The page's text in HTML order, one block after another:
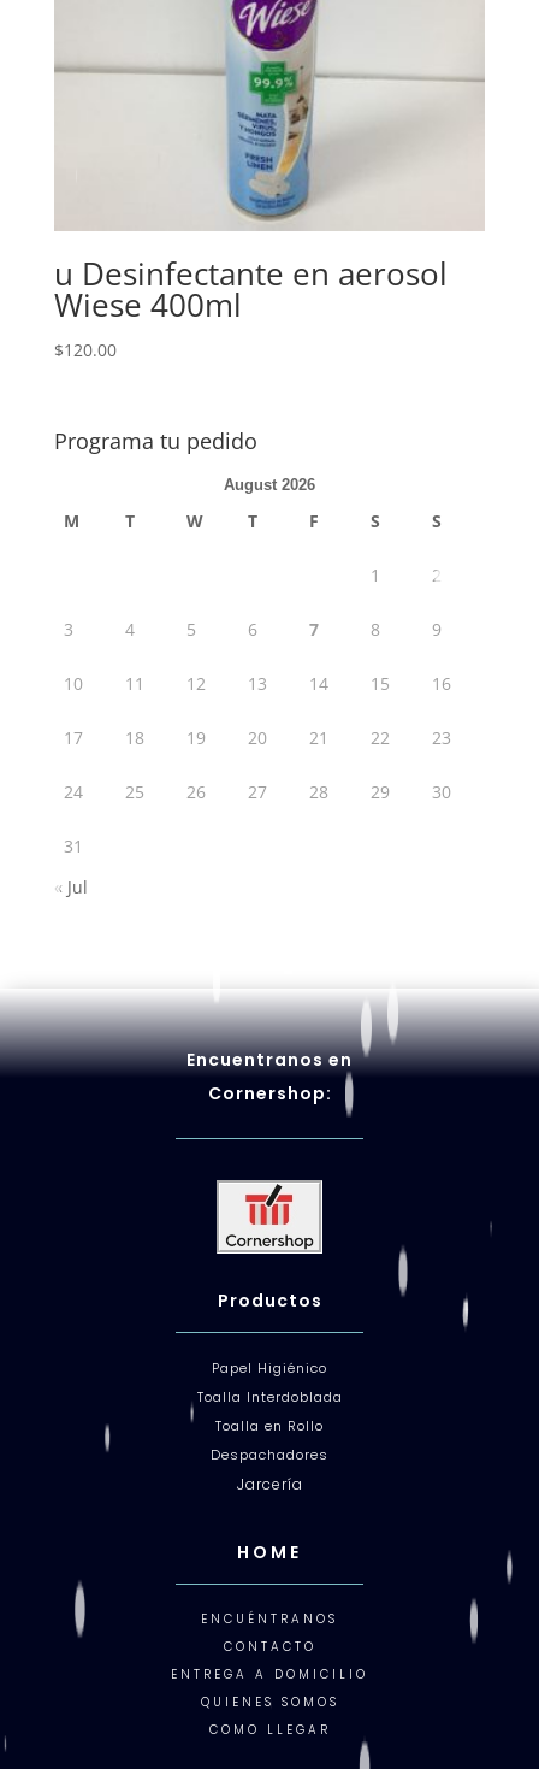
u Desinfectante en aerosol
Wiese 400ml
$120.00
Programa tu pedido
August 2026
M T W T F S S
1 2
3 4 5 6 7 8 9
10 11 12 13 14 15 16
17 18 19 20 21 22 23
24 25 26 27 28 29 30
31
« Jul
Encuentranos en
Cornershop:
Productos
Papel Higiénico
Toalla Interdoblada
Toalla en Rollo
Despachadores
Jarcería
HOME
ENCUÉNTRANOS
CONTACTO
ENTREGA A DOMICILIO
QUIENES SOMOS
COMO LLEGAR